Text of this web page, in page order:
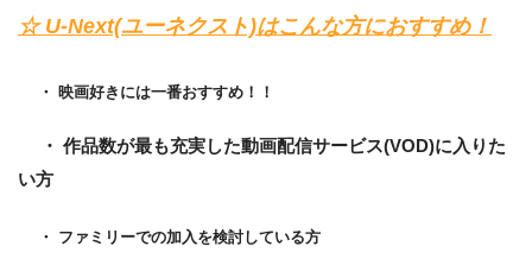
☆ U-Next(ユーネクスト)はこんな方におすすめ！
・ 映画好きには一番おすすめ！！
・ 作品数が最も充実した動画配信サービス(VOD)に入りた
い方
・ ファミリーでの加入を検討している方